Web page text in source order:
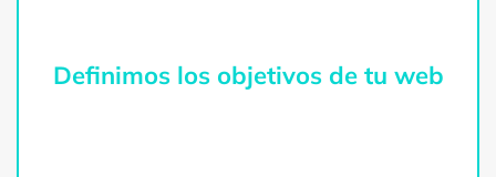
Definimos los objetivos de tu web